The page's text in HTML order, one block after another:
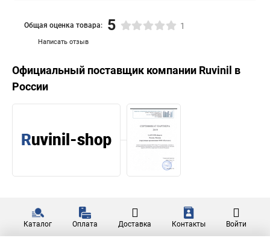
Написать отзыв
Общая оценка товара: 5 1
Официальный поставщик компании Ruvinil в
России
Каталог Оплата Доставка Контакты Войти